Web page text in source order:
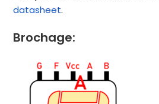
datasheet.
Brochage: